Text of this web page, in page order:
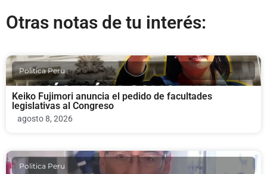
Otras notas de tu interés:
Politica Peru
Keiko Fujimori anuncia el pedido de facultades
legislativas al Congreso
agosto 8, 2026
Politica Peru